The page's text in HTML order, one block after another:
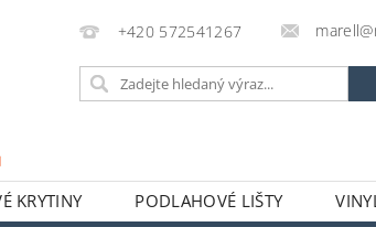
+420 572541267
KRYTINY PODLAHOVÉ LIŠTY